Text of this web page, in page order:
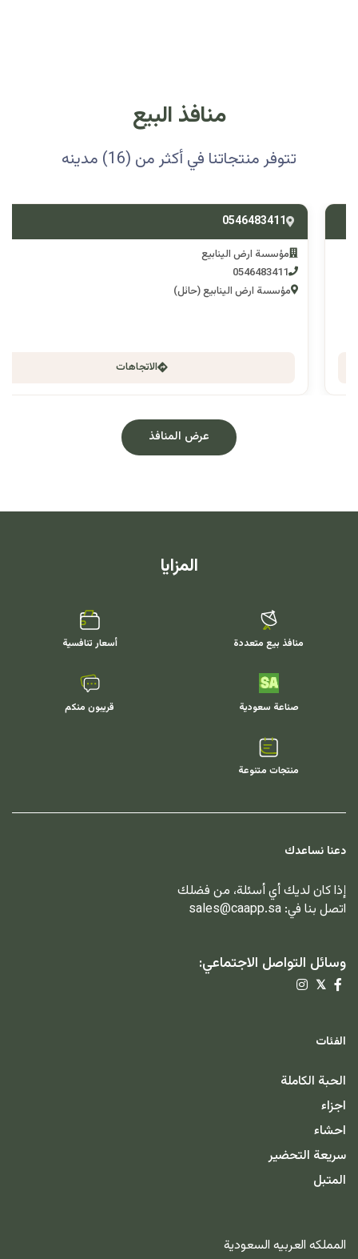
منافذ البيع
تتوفر منتجاتنا في أكثر من (16) مدينه
0546483411
مؤسسة ارض الينابيع
0546483411
مؤسسة ارض الينابيع (حائل)
الاتجاهات
عرض المنافذ
المزايا
منافذ بيع متعددة أسعار تنافسية
صناعة سعودية قريبون منكم
منتجات متنوعة
دعنا نساعدك
إذا كان لديك أي أسئلة، من فضلك
اتصل بنا في: sales@caapp.sa
وسائل التواصل الاجتماعي:
𝕏
الفئات
الحبة الكاملة
اجزاء
احشاء
سريعة التحضير
المتبل
المملكه العربيه السعودية